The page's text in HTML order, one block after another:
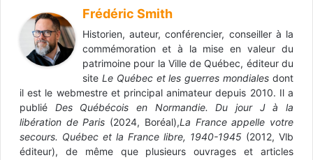
Frédéric Smith
Historien, auteur, conférencier, conseiller à la
commémoration et à la mise en valeur du
patrimoine pour la Ville de Québec, éditeur du
site Le Québec et les guerres mondiales dont
il est le webmestre et principal animateur depuis 2010. Il a
publié Des Québécois en Normandie. Du jour J à la
libération de Paris (2024, Boréal),La France appelle votre
secours. Québec et la France libre, 1940-1945 (2012, Vlb
éditeur), de même que plusieurs ouvrages et articles